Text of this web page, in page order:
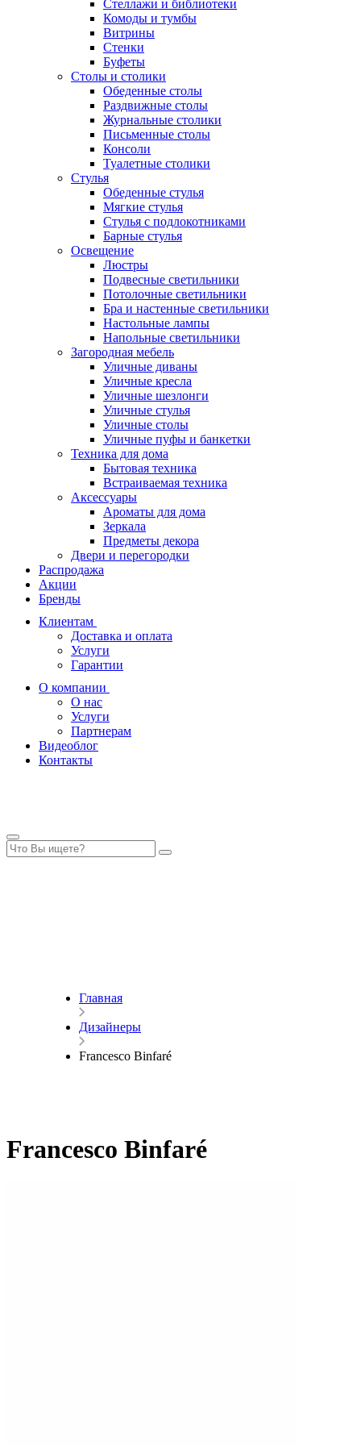
Стеллажи и библиотеки
Комоды и тумбы
Витрины
Стенки
Буфеты
Столы и столики
Обеденные столы
Раздвижные столы
Журнальные столики
Письменные столы
Консоли
Туалетные столики
Стулья
Обеденные стулья
Мягкие стулья
Стулья с подлокотниками
Барные стулья
Освещение
Люстры
Подвесные светильники
Потолочные светильники
Бра и настенные светильники
Настольные лампы
Напольные светильники
Загородная мебель
Уличные диваны
Уличные кресла
Уличные шезлонги
Уличные стулья
Уличные столы
Уличные пуфы и банкетки
Техника для дома
Бытовая техника
Встраиваемая техника
Аксессуары
Ароматы для дома
Зеркала
Предметы декора
Двери и перегородки
Распродажа
Акции
Бренды
Клиентам
Доставка и оплата
Услуги
Гарантии
О компании
О нас
Услуги
Партнерам
Видеоблог
Контакты
Главная
Дизайнеры
Francesco Binfaré
Francesco Binfaré